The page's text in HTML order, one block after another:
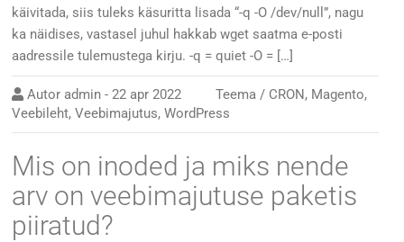
käivitada, siis tuleks käsuritta lisada “-q -O /dev/null”, nagu
ka näidises, vastasel juhul hakkab wget saatma e-posti
aadressile tulemustega kirju. -q = quiet -O = […]
Autor admin -22 apr 2022 Teema / CRON, Magento,
Veebileht,Veebimajutus,WordPress
Mis on inoded ja miks nende
arv on veebimajutuse paketis
piiratud?